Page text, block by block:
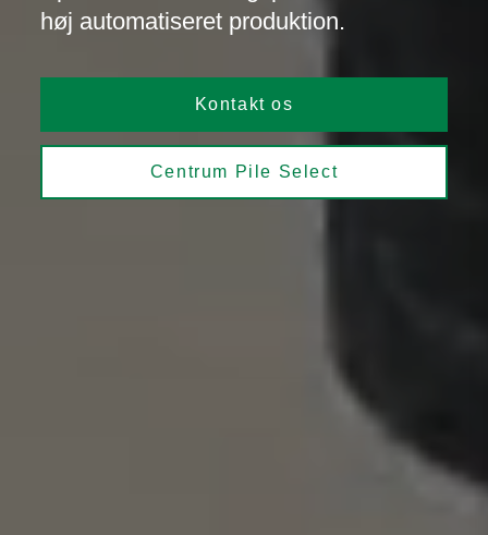
høj automatiseret produktion.
Kontakt os
Centrum Pile Select